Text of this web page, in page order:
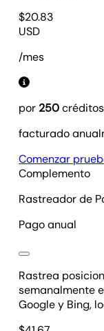
$20.83
USD
/mes
por 250créditos
facturado
Comenzar
Complemento
Rastreador de
Pago anual
Rastrea
semanalmente
Google y Bing,